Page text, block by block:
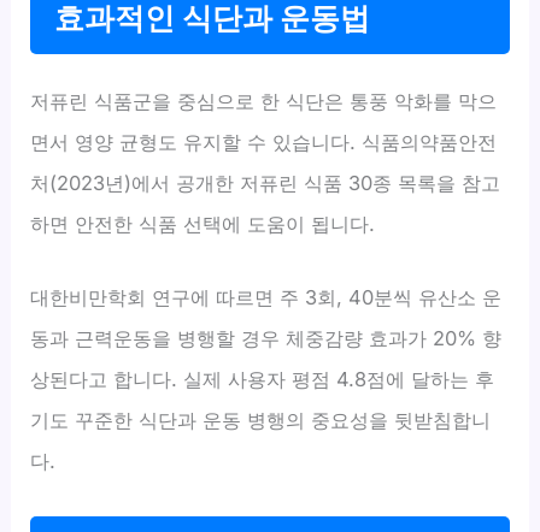
효과적인 식단과 운동법
저퓨린 식품군을 중심으로 한 식단은 통풍 악화를 막으
면서 영양 균형도 유지할 수 있습니다. 식품의약품안전
처(2023년)에서 공개한 저퓨린 식품 30종 목록을 참고
하면 안전한 식품 선택에 도움이 됩니다.
대한비만학회 연구에 따르면 주 3회, 40분씩 유산소 운
동과 근력운동을 병행할 경우 체중감량 효과가 20% 향
상된다고 합니다. 실제 사용자 평점 4.8점에 달하는 후
기도 꾸준한 식단과 운동 병행의 중요성을 뒷받침합니
다.